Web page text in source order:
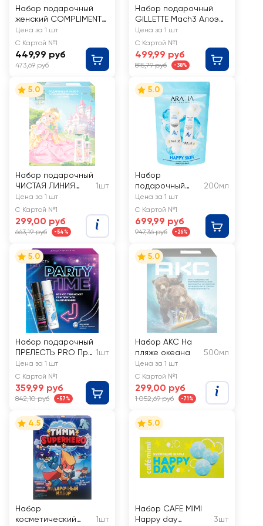
Набор подарочный
женский COMPLIMENT
Delicious Beauty
Shake Малиновый
смузи Пена для ванны,
250мл+мочалка
Цена за 1 шт
С Картой №1
449,99 руб
473,69 руб
Набор подарочный
GILLETTE Mach3 Алоэ
для чувствительной
кожи Бритва для
бритья+Гель для
бритья, 75мл
Цена за 1 шт
С Картой №1
499,99 руб
815,79 руб -38%
5.0
Набор подарочный
ЧИСТАЯ ЛИНИЯ
Уход для
маленькой
принцессы
1шт
Цена за 1 шт
С Картой №1
299,00 руб
663,19 руб -54%
5.0
Набор
подарочный
ARAVIA
LABORATORIES
Happy skin для
лица
200мл
Цена за 1 шт
С Картой №1
699,99 руб
947,36 руб -26%
5.0
Набор подарочный
ПРЕЛЕСТЬ PRO Про
Party Time
1шт
Цена за 1 шт
С Картой №1
359,99 руб
842,10 руб -57%
5.0
Набор AKC На
пляже океана
500мл
Цена за 1 шт
С Картой №1
299,00 руб
1 052,69 руб -71%
4.5
Набор
косметический
1шт
5.0
Набор CAFE MIMI
Happy day
3шт